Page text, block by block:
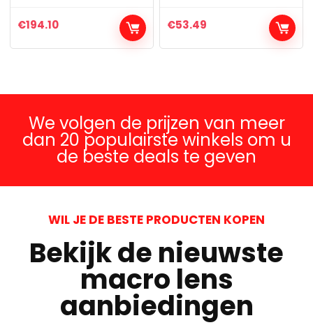
€194.10 €53.49
We volgen de prijzen van meer
dan 20 populairste winkels om u
de beste deals te geven
WIL JE DE BESTE PRODUCTEN KOPEN
Bekijk de nieuwste
macro lens
aanbiedingen